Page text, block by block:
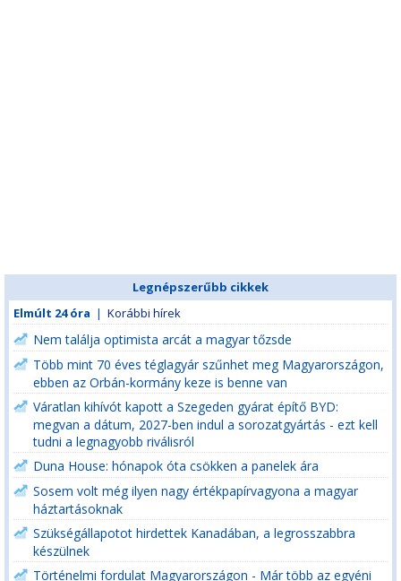
Legnépszerűbb cikkek
Elmúlt 24 óra | Korábbi hírek
Nem találja optimista arcát a magyar tőzsde
Több mint 70 éves téglagyár szűnhet meg Magyarországon,
ebben az Orbán-kormány keze is benne van
Váratlan kihívót kapott a Szegeden gyárat építő BYD:
megvan a dátum, 2027-ben indul a sorozatgyártás - ezt kell
tudni a legnagyobb riválisról
Duna House: hónapok óta csökken a panelek ára
Sosem volt még ilyen nagy értékpapírvagyona a magyar
háztartásoknak
Szükségállapotot hirdettek Kanadában, a legrosszabbra
készülnek
Történelmi fordulat Magyarországon - Már több az egyéni